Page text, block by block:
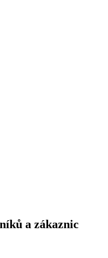
a zákaznic